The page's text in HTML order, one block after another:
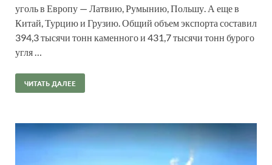
уголь в Европу — Латвию, Румынию, Польшу. А еще в
Китай, Турцию и Грузию. Общий объем экспорта составил
394,3 тысячи тонн каменного и 431,7 тысячи тонн бурого
угля …
ЧИТАТЬ ДАЛЕЕ